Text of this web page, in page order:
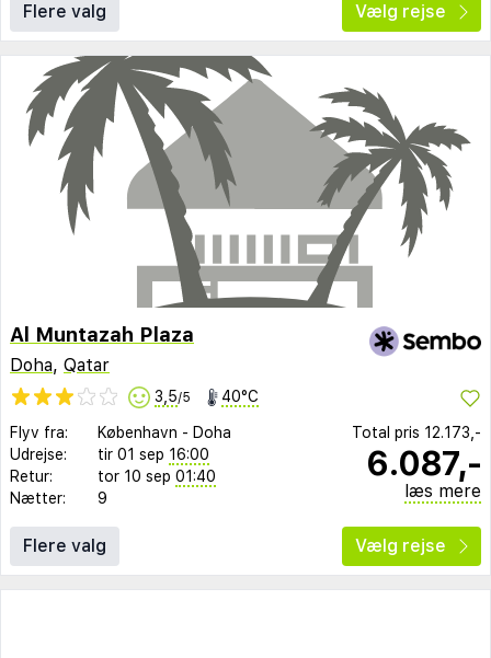
Flere valg Vælg rejse
Al Muntazah Plaza
Doha, Qatar
3,5/5 40°C
Flyv fra: København - Doha
Udrejse:
tir 01 sep 16:00
Retur:
tor 10 sep 01:40
Nætter:
9
Total pris 12.173,-
6.087,-
læs mere
Flere valg Vælg rejse